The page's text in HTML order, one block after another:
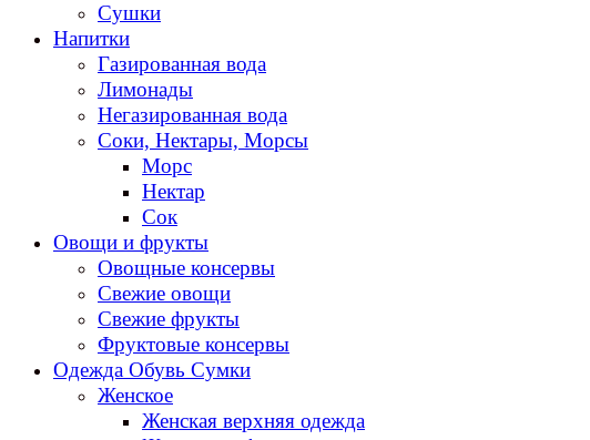
Сушки
Напитки
Газированная вода
Лимонады
Негазированная вода
Соки, Нектары, Морсы
Морс
Нектар
Сок
Овощи и фрукты
Овощные консервы
Свежие овощи
Свежие фрукты
Фруктовые консервы
Одежда Обувь Сумки
Женское
Женская верхняя одежда